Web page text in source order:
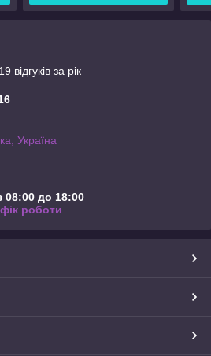
відгуків за рік
Україна
08:00 до 18:00
роботи